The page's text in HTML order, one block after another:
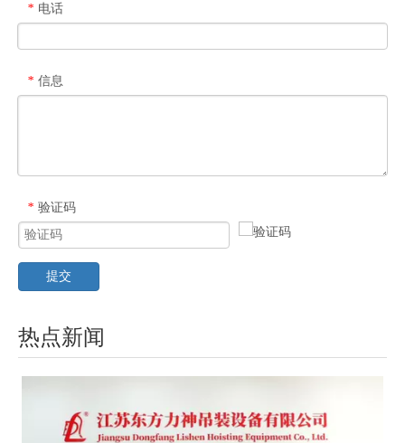
* 电话
* 信息
* 验证码
提交
热点新闻